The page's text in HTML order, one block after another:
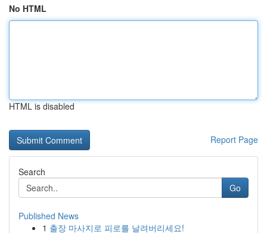
No HTML
HTML is disabled
Report Page
Search
Go
Published News
1 출장 마사지로 피로를 날려버리세요!